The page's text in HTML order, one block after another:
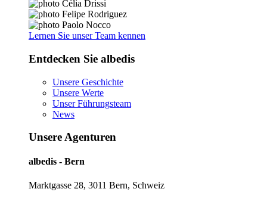
Lernen Sie unser Team kennen
Entdecken Sie albedis
Unsere Geschichte
Unsere Werte
Unser Führungsteam
News
Unsere Agenturen
albedis - Bern
Marktgasse 28, 3011 Bern, Schweiz